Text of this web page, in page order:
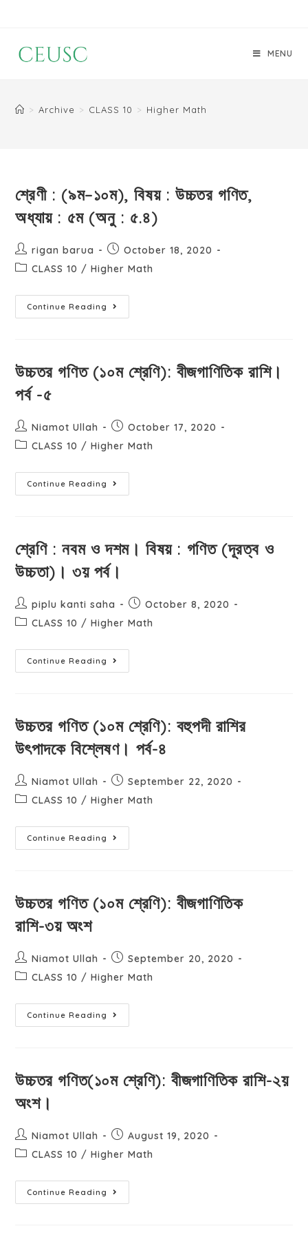
MENU
> Archive > CLASS 10 > Higher Math
শ্রেণী : (৯ম–১০ম), বিষয় : উচ্চতর গণিত,
অধ্যায় : ৫ম (অনু : ৫.৪)
rigan barua
October 18, 2020
CLASS 10 / Higher Math
Continue Reading
উচ্চতর গণিত (১০ম শ্রেণি): বীজগাণিতিক রাশি।
পর্ব -৫
Niamot Ullah
October 17, 2020
CLASS 10 / Higher Math
Continue Reading
শ্রেণি : নবম ও দশম। বিষয় : গণিত (দূরত্ব ও
উচ্চতা)। ৩য় পর্ব।
piplu kanti saha
October 8, 2020
CLASS 10 / Higher Math
Continue Reading
উচ্চতর গণিত (১০ম শ্রেণি): বহুপদী রাশির
উৎপাদকে বিশ্লেষণ। পর্ব-৪
Niamot Ullah
September 22, 2020
CLASS 10 / Higher Math
Continue Reading
উচ্চতর গণিত (১০ম শ্রেণি): বীজগাণিতিক
রাশি-৩য় অংশ
Niamot Ullah
September 20, 2020
CLASS 10 / Higher Math
Continue Reading
উচ্চতর গণিত(১০ম শ্রেণি): বীজগাণিতিক রাশি-২য়
অংশ।
Niamot Ullah
August 19, 2020
CLASS 10 / Higher Math
Continue Reading